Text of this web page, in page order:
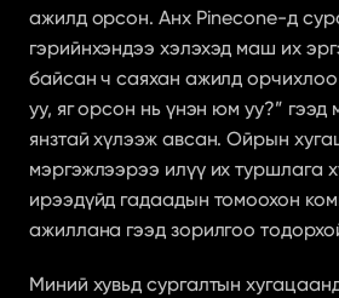
ажилд орсон. Анх Pinecone-д
гэрийнхэндээ хэлэхэд маш их
байсан ч саяхан ажилд орчихлоо
уу, яг орсон нь үнэн юм уу?” гээд
янзтай хүлээж авсан. Ойрын
мэргэжлээрээ илүү их туршлага
ирээдүйд гадаадын томоохон
ажиллана гээд зорилгоо
Миний хувьд сургалтын